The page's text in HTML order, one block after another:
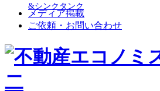
&シンクタンク
メディア掲載
ご依頼・お問い合わせ